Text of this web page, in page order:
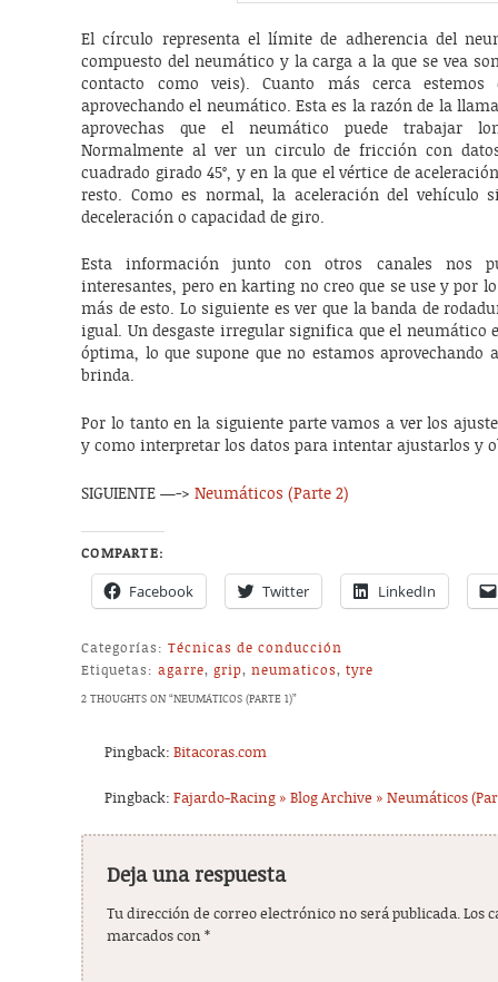
El círculo representa el límite de adherencia del
compuesto del neumático y la carga a la que se vea
contacto como veis). Cuanto más cerca
aprovechando el neumático. Esta es la razón de la
aprovechas que el neumático puede trabajar
Normalmente al ver un circulo de fricción con
cuadrado girado 45º, y en la que el vértice de
resto. Como es normal, la aceleración del vehículo
deceleración o capacidad de giro.
Esta información junto con otros canales nos
interesantes, pero en karting no creo que se use y por
más de esto. Lo siguiente es ver que la banda de
igual. Un desgaste irregular significa que el neumático
óptima, lo que supone que no estamos aprovechando
brinda.
Por lo tanto en la siguiente parte vamos a ver los
y como interpretar los datos para intentar ajustarlos y
SIGUIENTE —->Neumáticos (Parte 2)
COMPARTE:
Facebook Twitter LinkedIn
Categorías: Técnicas de conducción
Etiquetas: agarre,grip,neumaticos,tyre
2 THOUGHTS ON “NEUMÁTICOS (PARTE 1)”
Pingback:Bitacoras.com
Pingback:Fajardo-Racing » Blog Archive » Neumáticos
Deja una respuesta
Tu dirección de correo electrónico no será publicada. Los
marcados con*